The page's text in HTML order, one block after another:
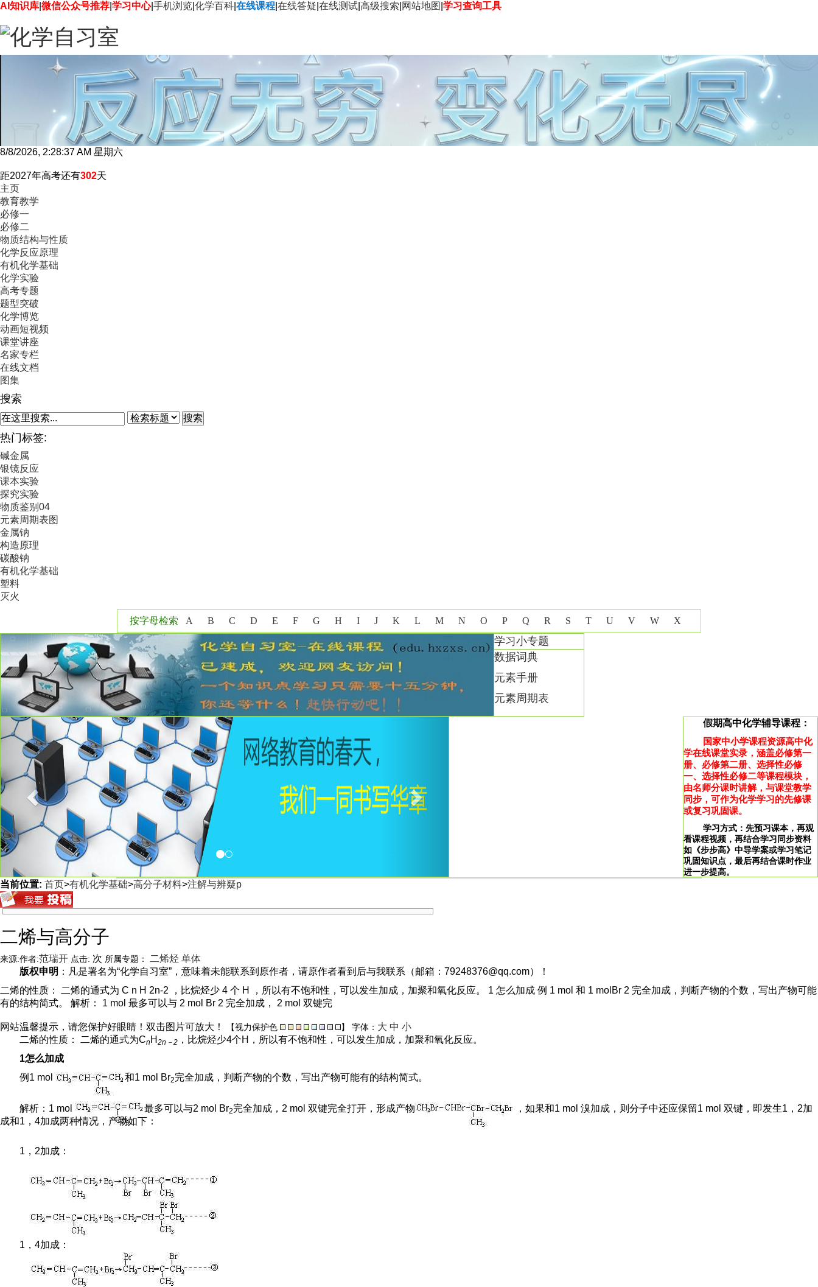
AI知识库 微信公众号推荐 学习中心|手机浏览 化学百科 在线课程 在线答疑 在线测试 高级搜索 网站地图 学习查询工具
8/8/2026, 2:28:38 AM 星期六
距2027年高考还有302天
主页
教育教学
必修一
必修二
物质结构与性质
化学反应原理
有机化学基础
化学实验
高考专题
题型突破
化学博览
动画短视频
课堂讲座
名家专栏
在线文档
图集
搜索
搜索
热门标签:
碱金属
银镜反应
课本实验
探究实验
物质鉴别04
元素周期表图
金属钠
构造原理
碳酸钠
有机化学基础
塑料
灭火
按字母检索 A B C D E F G H I J K L M N O P Q R S T U V W X
Y Z
学习小专题
数据词典
元素手册
元素周期表
Previous 假期高中化学辅导课程：
国家中小学课程资源高中化
学在线课堂实录，涵盖必修第一
册、必修第二册、选择性必修
一、选择性必修二等课程模块，
由名师分课时讲解，与课堂教学
同步，可作为化学学习的先修课
或复习巩固课。
学习方式：先预习课本，再观
看课程视频，再结合学习同步资料
如《步步高》中导学案或学习笔记
巩固知识点，最后再结合课时作业
进一步提高。
<
当前位置: 首页>有机化学基础>高分子材料>注解与辨疑p
二烯与高分子
来源:作者:范瑞开 点击: 次 所属专题： 二烯烃 单体
版权申明 ：凡是署名为“化学自习室”，意味着未能联系到原作者，请原作者看到后与我联系（邮箱：79248376@qq.com）！
二烯的性质： 二烯的通式为 C n H 2n-2 ，比烷烃少 4 个 H ，所以有不饱和性，可以发生加成，加聚和氧化反应。 1 怎么加成 例 1 mol 和 1 molBr 2 完全加成，判断产物的个数，写出产物可能
有的结构简式。 解析： 1 mol 最多可以与 2 mol Br 2 完全加成， 2 mol 双键完
网站温馨提示，请您保护好眼睛！双击图片可放大！ 【视力保护色 】 字体： 大 中 小
二烯的性质： 二烯的通式为Cn H 2n－2 ，比烷烃少4个H，所以有不饱和性，可以发生加成，加聚和氧化反应。
1怎么加成
例1 mol
和1 mol Br2完全加成，判断产物的个数，写出产物可能有的结构简式。
解析：1 mol 最多可以与2 mol Br2完全加成，2 mol 双键完全打开，形成产物
，如果和1 mol 溴加成，则分子中还应保留1 mol 双键，即发生1，2加
成和1，4加成两种情况，产物如下：
1，2加成：
1，4加成：